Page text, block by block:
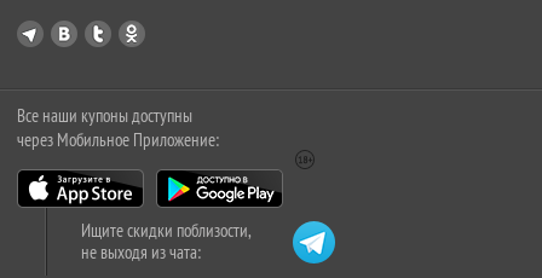
Все наши купоны доступны
через Мобильное Приложение:
Ищите скидки поблизости,
не выходя из чата: